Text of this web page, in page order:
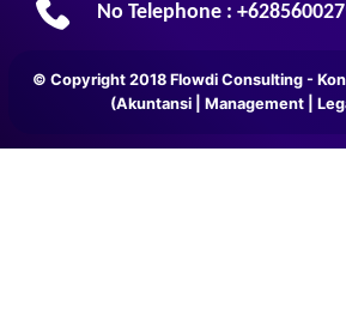
No Telephone :
© Copyright 2018 Flowdi Consulting -
(Akuntansi | Management |